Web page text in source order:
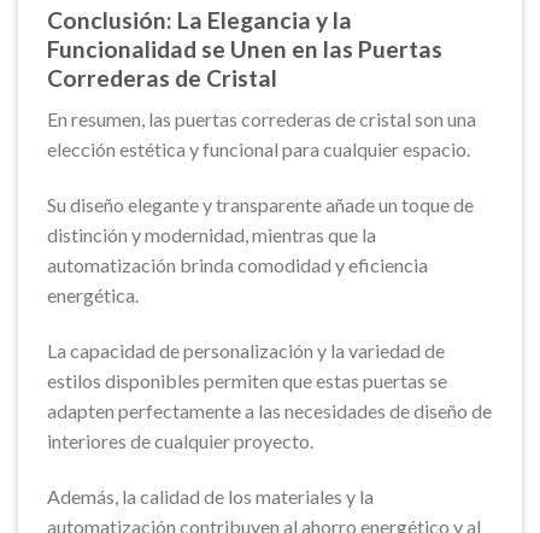
Conclusión: La Elegancia y la
Funcionalidad se Unen en las Puertas
Correderas de Cristal
En resumen, las puertas correderas de cristal son una
elección estética y funcional para cualquier espacio.
Su diseño elegante y transparente añade un toque de
distinción y modernidad, mientras que la
automatización brinda comodidad y eficiencia
energética.
La capacidad de personalización y la variedad de
estilos disponibles permiten que estas puertas se
adapten perfectamente a las necesidades de diseño de
interiores de cualquier proyecto.
Además, la calidad de los materiales y la
automatización contribuyen al ahorro energético y al